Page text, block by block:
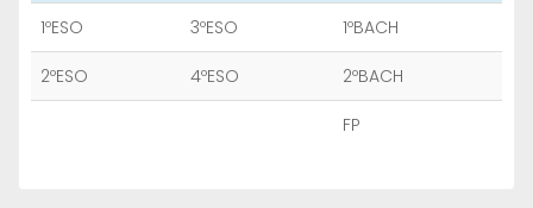
1ºESO 3ºESO 1ºBACH
2ºESO 4ºESO 2ºBACH
FP